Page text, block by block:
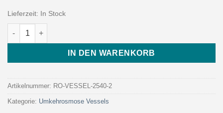
Lieferzeit: In Stock
Doppelter Umkehrosmose-Membranbehälter (Vessel) 2,5"x
IN DEN WARENKORB
Artikelnummer: RO-VESSEL-2540-2
Kategorie: Umkehrosmose Vessels